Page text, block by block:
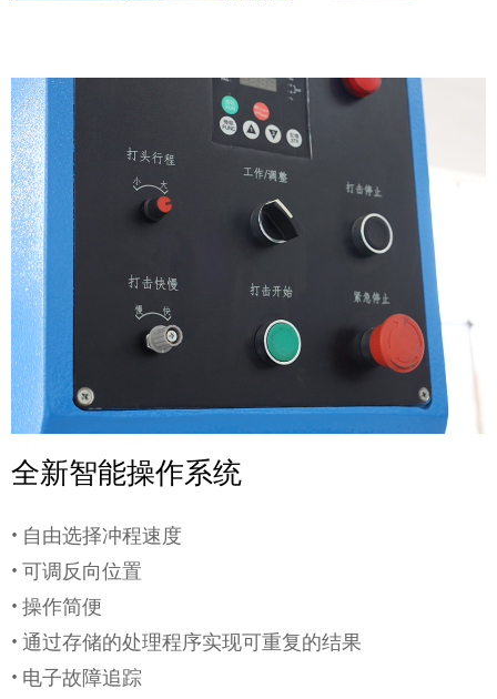
全新智能操作系统
• 自由选择冲程速度
• 可调反向位置
• 操作简便
• 通过存储的处理程序实现可重复的结果
• 电子故障追踪